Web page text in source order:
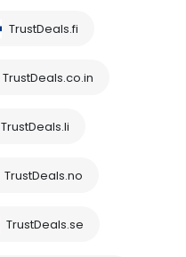
TrustDeals.fi
TrustDeals.co.in
TrustDeals.li
TrustDeals.no
TrustDeals.se